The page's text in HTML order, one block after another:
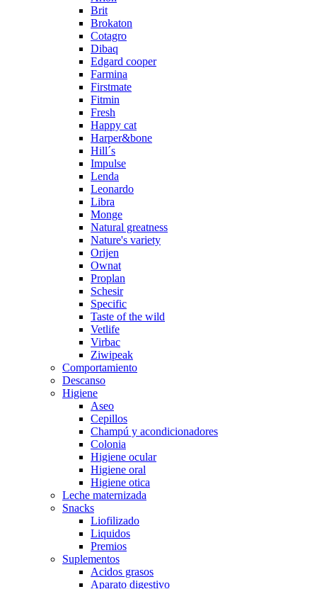
Brit
Brokaton
Cotagro
Dibaq
Edgard cooper
Farmina
Firstmate
Fitmin
Fresh
Happy cat
Harper&bone
Hill´s
Impulse
Lenda
Leonardo
Libra
Monge
Natural greatness
Nature's variety
Orijen
Ownat
Proplan
Schesir
Specific
Taste of the wild
Vetlife
Virbac
Ziwipeak
Comportamiento
Descanso
Higiene
Aseo
Cepillos
Champú y acondicionadores
Colonia
Higiene ocular
Higiene oral
Higiene otica
Leche maternizada
Snacks
Liofilizado
Liquidos
Premios
Suplementos
Acidos grasos
Aparato digestivo